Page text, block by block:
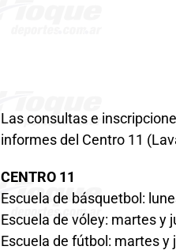
Las consultas e
informes del Centro 11
CENTRO 11
Escuela de básquetbol:
Escuela de vóley: martes y
Escuela de fútbol: martes y